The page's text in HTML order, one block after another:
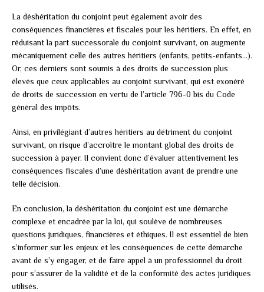
La déshéritation du conjoint peut également avoir des
conséquences financières et fiscales pour les héritiers. En effet, en
réduisant la part successorale du conjoint survivant, on augmente
mécaniquement celle des autres héritiers (enfants, petits-enfants…).
Or, ces derniers sont soumis à des droits de succession plus
élevés que ceux applicables au conjoint survivant, qui est exonéré
de droits de succession en vertu de l’article 796-0 bis du Code
général des impôts.
Ainsi, en privilégiant d’autres héritiers au détriment du conjoint
survivant, on risque d’accroître le montant global des droits de
succession à payer. Il convient donc d’évaluer attentivement les
conséquences fiscales d’une déshéritation avant de prendre une
telle décision.
En conclusion, la déshéritation du conjoint est une démarche
complexe et encadrée par la loi, qui soulève de nombreuses
questions juridiques, financières et éthiques. Il est essentiel de bien
s’informer sur les enjeux et les conséquences de cette démarche
avant de s’y engager, et de faire appel à un professionnel du droit
pour s’assurer de la validité et de la conformité des actes juridiques
utilisés.